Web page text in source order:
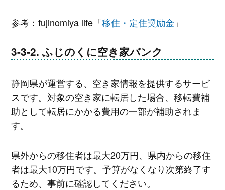
参考：fujinomiya life「移住・定住奨励金 」
ふじのくに空き家バンク
静岡県が運営する、空き家情報を提供するサービ
スです。対象の空き家に転居した場合、移転費補
助として転居にかかる費⽤の⼀部が補助されま
す。
県外からの移住者は最⼤20万円、県内からの移住
者は最⼤10万円です。予算がなくなり次第終了す
るため、事前に確認してください。